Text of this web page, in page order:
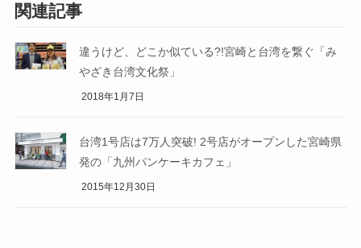
関連記事
違うけど、どこか似ている?!宮崎と台湾を繋ぐ「み
やざき台湾文化祭」
2018年1月7日
台湾1号店は7万人突破! 2号店がオープンした宮崎県
発の「九州パンケーキカフェ」
2015年12月30日